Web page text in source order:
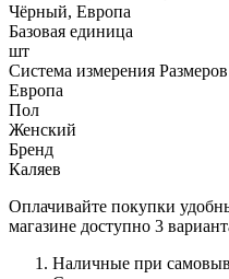
Чёрный, Европа
Базовая единица
шт
Система измерения Размеров
Европа
Пол
Женский
Бренд
Каляев
Оплачивайте покупки
магазине доступно 3
Наличные при